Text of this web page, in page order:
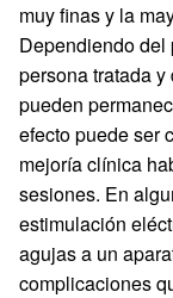
muy finas y la
Dependiendo del
persona tratada
pueden
efecto puede ser
mejoría clínica
sesiones. En
estimulación
agujas a un
complicaciones